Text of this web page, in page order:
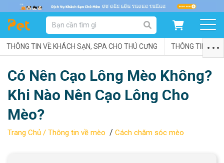
DANH MỤC SẢN PHẨM
SẢN PHẨM DÀNH CHO MÈO SẢN PHẨM DÀNH CHO CHÓ
SẨN PHẨM THEO THƯƠNG HIỆU
THÔNG TIN VỀ KHÁCH SẠN, SPA CHO THÚ CƯNG THÔNG TIN VỀ
Có Nên Cạo Lông Mèo Không?
Khi Nào Nên Cạo Lông Cho
Mèo?
Trang Chủ / Thông tin về mèo / Cách chăm sóc mèo